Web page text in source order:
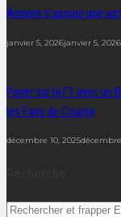
Amiens s’assure une
janvier 5, 2026janvier 5, 2026
Parier sur la F1 avec
les Fans de Course
décembre 10, 2025